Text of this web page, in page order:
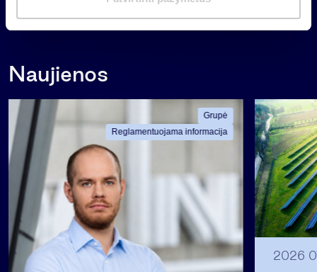
s
Naujienos
Grupė
Reglamentuojama informacija
2026